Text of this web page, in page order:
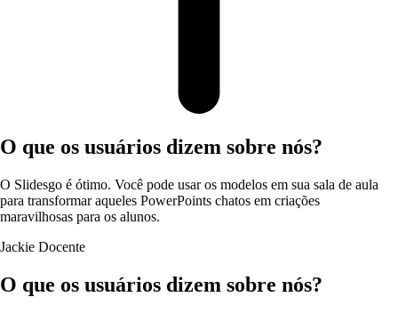
O que os usuários dizem sobre nós?
O Slidesgo é ótimo. Você pode usar os modelos em sua sala de aula
para transformar aqueles PowerPoints chatos em criações
maravilhosas para os alunos.
Jackie Docente
O que os usuários dizem sobre nós?